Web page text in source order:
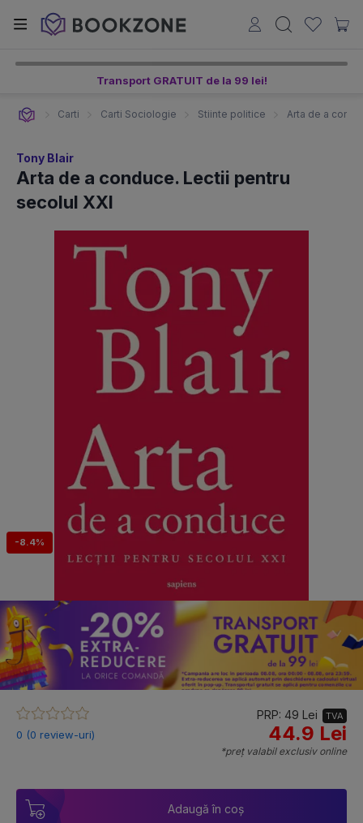
Transport GRATUIT de la 99 lei!
Carti Carti Sociologie Stiinte politice Arta de a
Tony Blair
Arta de a conduce. Lectii pentru
secolul XXI
-8.4%
0 (0 review-uri)
PRP: 49 Lei TVA
44.9 Lei
*preț valabil exclusiv online
Adaugă în coș